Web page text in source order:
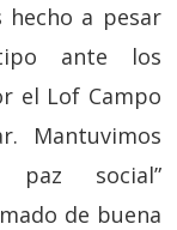
hecho a pesar
ante los
el Lof Campo
Mantuvimos
paz social”
de buena